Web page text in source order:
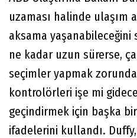
uzaması halinde ulaşım
aksama
ne kadar uzun sürerse,
seçimler yapmak
kontrolörleri işe mi
geçindirmek için başka
ifadelerini kullandı.